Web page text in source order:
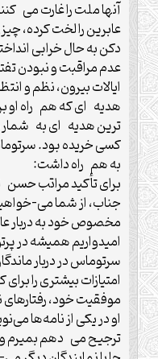
آنها ملت را غارت می
عابرین را لخت کرده،
دکن به حال خرابی
عدم مراقبت و نبودن
ایالات بیرون، نظم و
هدیه ای که هم راه او
ترین هدیه ای به شمار
کسی خریده بود.
به هم راه داشت:
برای تأکید مراتب حسن
جناب، از شما می-
مخصوص خود به دربار
امیدواریم همیشه در
سرتوماس در دربار
امتیازات بیشتری را
موفقیت خود، رفتارهای
او در یکی از نامه‌ها
ترجیح می دهم بمیرم